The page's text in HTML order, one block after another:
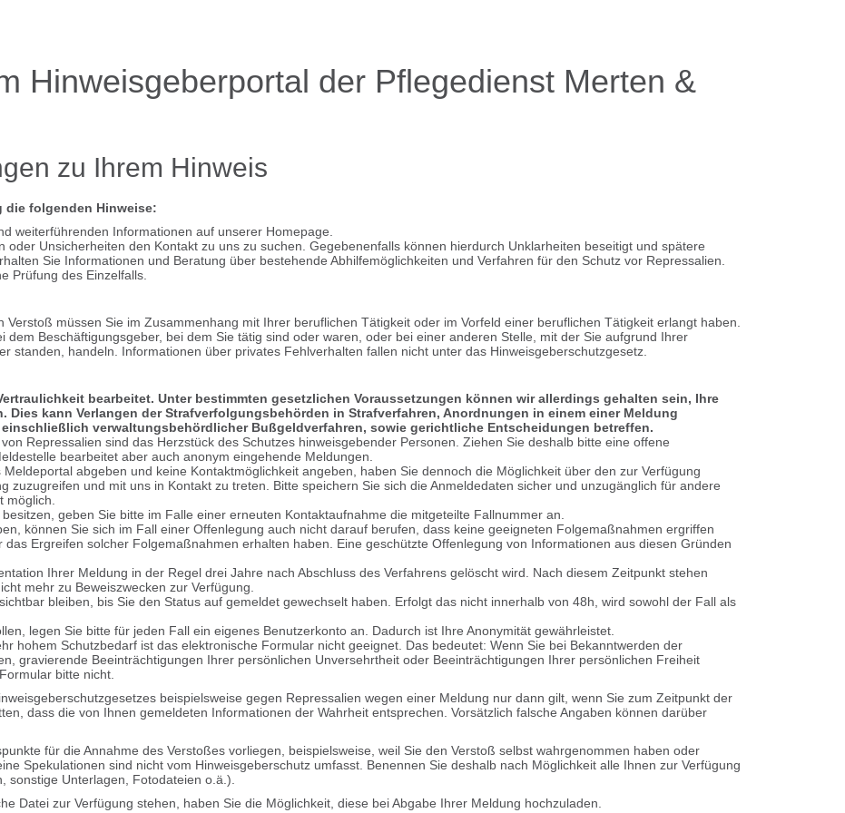
Hinweisgeberportal der Pflegedienst Merten &
zu Ihrem Hinweis
die folgenden Hinweise:
weiterführenden Informationen auf unserer Homepage.
oder Unsicherheiten den Kontakt zu uns zu suchen. Gegebenenfalls können hierdurch Unklarheiten beseitigt und spätere
Sie Informationen und Beratung über bestehende Abhilfemöglichkeiten und Verfahren für den Schutz vor Repressalien.
Prüfung des Einzelfalls.
müssen Sie im Zusammenhang mit Ihrer beruflichen Tätigkeit oder im Vorfeld einer beruflichen Tätigkeit erlangt haben.
dem Beschäftigungsgeber, bei dem Sie tätig sind oder waren, oder bei einer anderen Stelle, mit der Sie aufgrund Ihrer
standen, handeln. Informationen über privates Fehlverhalten fallen nicht unter das Hinweisgeberschutzgesetz.
bearbeitet. Unter bestimmten gesetzlichen Voraussetzungen können wir allerdings gehalten sein, Ihre
Dies kann Verlangen der Strafverfolgungsbehörden in Strafverfahren, Anordnungen in einem einer Meldung
verwaltungsbehördlicher Bußgeldverfahren, sowie gerichtliche Entscheidungen betreffen.
Repressalien sind das Herzstück des Schutzes hinweisgebender Personen. Ziehen Sie deshalb bitte eine offene
bearbeitet aber auch anonym eingehende Meldungen.
abgeben und keine Kontaktmöglichkeit angeben, haben Sie dennoch die Möglichkeit über den zur Verfügung
zuzugreifen und mit uns in Kontakt zu treten. Bitte speichern Sie sich die Anmeldedaten sicher und unzugänglich für andere
möglich.
geben Sie bitte im Falle einer erneuten Kontaktaufnahme die mitgeteilte Fallnummer an.
können Sie sich im Fall einer Offenlegung auch nicht darauf berufen, dass keine geeigneten Folgemaßnahmen ergriffen
Ergreifen solcher Folgemaßnahmen erhalten haben. Eine geschützte Offenlegung von Informationen aus diesen Gründen
Ihrer Meldung in der Regel drei Jahre nach Abschluss des Verfahrens gelöscht wird. Nach diesem Zeitpunkt stehen
mehr zu Beweiszwecken zur Verfügung.
bleiben, bis Sie den Status auf gemeldet gewechselt haben. Erfolgt das nicht innerhalb von 48h, wird sowohl der Fall als
legen Sie bitte für jeden Fall ein eigenes Benutzerkonto an. Dadurch ist Ihre Anonymität gewährleistet.
hohem Schutzbedarf ist das elektronische Formular nicht geeignet. Das bedeutet: Wenn Sie bei Bekanntwerden der
gravierende Beeinträchtigungen Ihrer persönlichen Unversehrtheit oder Beeinträchtigungen Ihrer persönlichen Freiheit
bitte nicht.
beispielsweise gegen Repressalien wegen einer Meldung nur dann gilt, wenn Sie zum Zeitpunkt der
dass die von Ihnen gemeldeten Informationen der Wahrheit entsprechen. Vorsätzlich falsche Angaben können darüber
für die Annahme des Verstoßes vorliegen, beispielsweise, weil Sie den Verstoß selbst wahrgenommen haben oder
Spekulationen sind nicht vom Hinweisgeberschutz umfasst. Benennen Sie deshalb nach Möglichkeit alle Ihnen zur Verfügung
sonstige Unterlagen, Fotodateien o.ä.).
Datei zur Verfügung stehen, haben Sie die Möglichkeit, diese bei Abgabe Ihrer Meldung hochzuladen.